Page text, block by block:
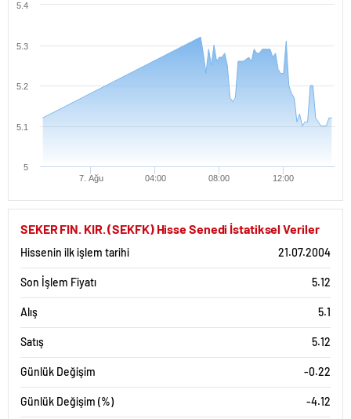
7. Ağu 04:00 08:00 12:00
5
5.1
5.2
5.3
5.4
SEKER FIN. KIR. (SEKFK) Hisse Senedi İstatiksel Veriler
Hissenin ilk işlem tarihi 21.07.2004
Son İşlem Fiyatı 5.12
Alış 5.1
Satış 5.12
Günlük Değişim -0.22
Günlük Değişim (%) -4.12